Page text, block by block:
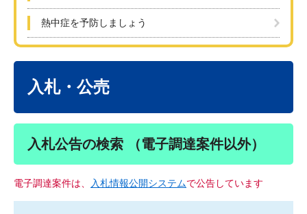
熱中症を予防しましょう
入札・公売
入札公告の検索 （電子調達案件以外）
電子調達案件は、 入札情報公開システムで公告しています